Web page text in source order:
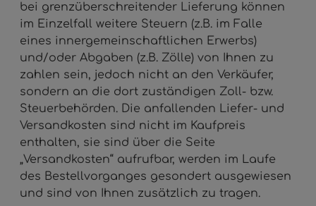
bei grenzüberschreitender Lieferung können
im Einzelfall weitere Steuern (z.B. im Falle
eines innergemeinschaftlichen Erwerbs)
und/oder Abgaben (z.B. Zölle) von Ihnen zu
zahlen sein, jedoch nicht an den Verkäufer,
sondern an die dort zuständigen Zoll- bzw.
Steuerbehörden. Die anfallenden Liefer- und
Versandkosten sind nicht im Kaufpreis
enthalten, sie sind über die Seite
„Versandkosten“ aufrufbar, werden im Laufe
des Bestellvorganges gesondert ausgewiesen
und sind von Ihnen zusätzlich zu tragen.